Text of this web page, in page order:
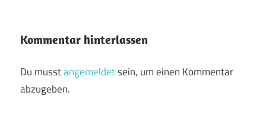
Kommentar hinterlassen
Du musstangemeldetsein, um einen Kommentar
abzugeben.